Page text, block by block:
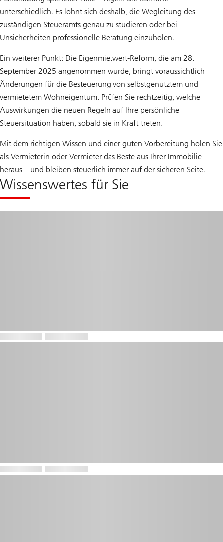
unterschiedlich. Es lohnt sich deshalb, die Wegleitung des
zuständigen Steueramts genau zu studieren oder bei
Unsicherheiten professionelle Beratung einzuholen.
Ein weiterer Punkt: Die Eigenmietwert-Reform, die am 28.
September 2025 angenommen wurde, bringt voraussichtlich
Änderungen für die Besteuerung von selbstgenutztem und
vermietetem Wohneigentum. Prüfen Sie rechtzeitig, welche
Auswirkungen die neuen Regeln auf Ihre persönliche
Steuersituation haben, sobald sie in Kraft treten.
Mit dem richtigen Wissen und einer guten Vorbereitung holen Sie
als Vermieterin oder Vermieter das Beste aus Ihrer Immobilie
heraus – und bleiben steuerlich immer auf der sicheren Seite.
Wissenswertes für Sie